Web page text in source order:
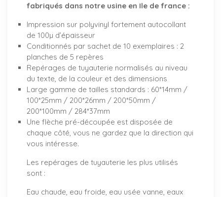
fabriqués dans notre usine en Ile de france :
Impression sur polyvinyl fortement autocollant
de 100µ d’épaisseur
Conditionnés par sachet de 10 exemplaires : 2
planches de 5 repères
Repérages de tuyauterie normalisés au niveau
du texte, de la couleur et des dimensions
Large gamme de tailles standards : 60*14mm /
100*25mm / 200*26mm / 200*50mm /
200*100mm / 284*37mm
Une flèche pré-découpée est disposée de
chaque côté, vous ne gardez que la direction qui
vous intéresse.
Les repérages de tuyauterie les plus utilisés
sont :
Eau chaude, eau froide, eau usée vanne, eaux